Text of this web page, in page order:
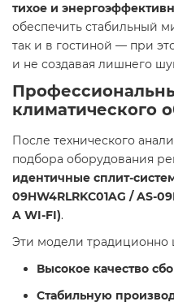
тихое и
обеспечить стабильный
так и в гостиной — при
и не создавая лишнего
климатического
После технического
подбора оборудования
идентичные сплит-
09HW4RLRKC01AG / AS-
A WI-FI).
Эти модели традиционно
Высокое качество
Стабильную